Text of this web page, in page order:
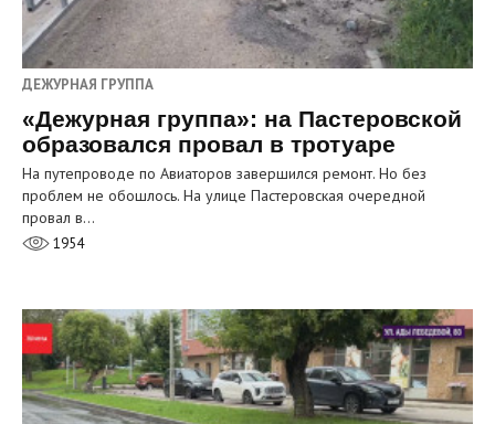
ДЕЖУРНАЯ ГРУППА
«Дежурная группа»: на Пастеровской
образовался провал в тротуаре
На путепроводе по Авиаторов завершился ремонт. Но без
проблем не обошлось. На улице Пастеровская очередной
провал в…
1954